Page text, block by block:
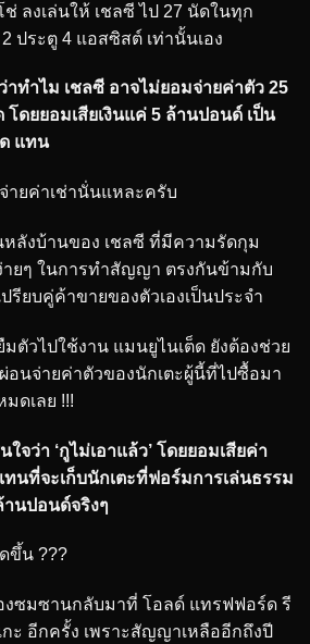
ลงเล่นให้ เชลซี ไป 27 นัดในทุก
ประตู 4 แอสซิสต์ เท่านั้นเอง
ทำไม เชลซี อาจไม่ยอมจ่ายค่าตัว 25
ดยยอมเสียเงินแค่ 5 ล้านปอนด์ เป็น
แทน
ายค่าเช่านั่นแหละครับ
ลังบ้านของ เชลซี ที่มีความรัดกุม
ายๆ ในการทำสัญญา ตรงกันข้ามกับ
รียบคู่ค้าขายของตัวเองเป็นประจำ
ตัวไปใช้งาน แมนยูไนเต็ด ยังต้องช่วย
อนจ่ายค่าตัวของนักเตะผู้นี้ที่ไปซื้อมา
ดเลย !!!
จว่า ‘กูไม่เอาแล้ว’ โดยยอมเสียค่า
นที่จะเก็บนักเตะที่ฟอร์มการเล่นธรรม
านปอนด์จริงๆ
ขึ้น ???
งซมซานกลับมาที่ โอลด์ แทรฟฟอร์ด รี
ะ อีกครั้ง เพราะสัญญาเหลืออีกถึงปี